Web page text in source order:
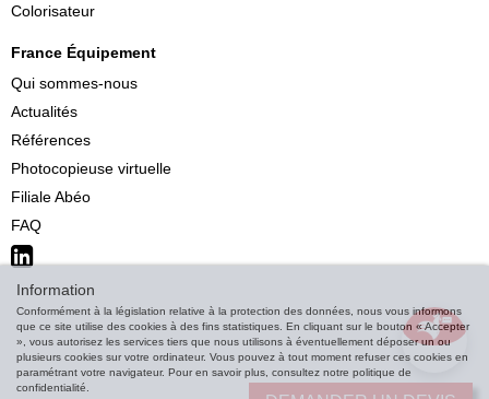
Colorisateur
France Équipement
Qui sommes-nous
Actualités
Références
Photocopieuse virtuelle
Filiale Abéo
FAQ
Information
Conformément à la législation relative à la protection des données, nous vous informons
que ce site utilise des cookies à des fins statistiques. En cliquant sur le bouton « Accepter
», vous autorisez les services tiers que nous utilisons à éventuellement déposer un ou
plusieurs cookies sur votre ordinateur. Vous pouvez à tout moment refuser ces cookies en
paramétrant votre navigateur. Pour en savoir plus, consultez notre politique de
confidentialité.